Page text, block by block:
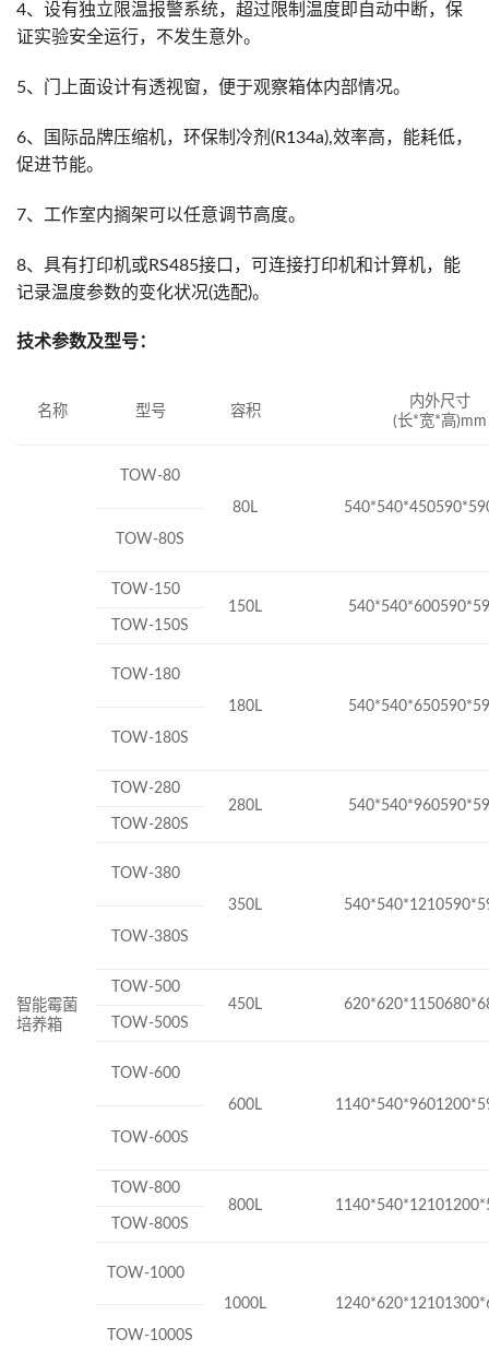
4、设有独立限温报警系统，超过限制温度即自动中断，保
证实验安全运行，不发生意外。
5、门上面设计有透视窗，便于观察箱体内部情况。
6、国际品牌压缩机，环保制冷剂(R134a),效率高，能耗低，
促进节能。
7、工作室内搁架可以任意调节高度。
8、具有打印机或RS485接口，可连接打印机和计算机，能
记录温度参数的变化状况(选配)。
技术参数及型号：
名称 型号 容积
内外尺寸
(长*宽*高)mm
智能霉菌
培养箱
TOW-80
80L
TOW-80S
TOW-150
150L
TOW-150S
TOW-180
180L
TOW-180S
TOW-280
280L
TOW-280S
TOW-380
350L
TOW-380S
TOW-500
450L
TOW-500S
TOW-600
600L
TOW-600S
TOW-800
800L
TOW-800S
TOW-1000
1000L
TOW-1000S